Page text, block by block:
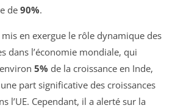
de 90%.
en exergue le rôle dynamique des
dans l’économie mondiale, qui
5% de la croissance en Inde,
part significative des croissances
l’UE. Cependant, il a alerté sur la